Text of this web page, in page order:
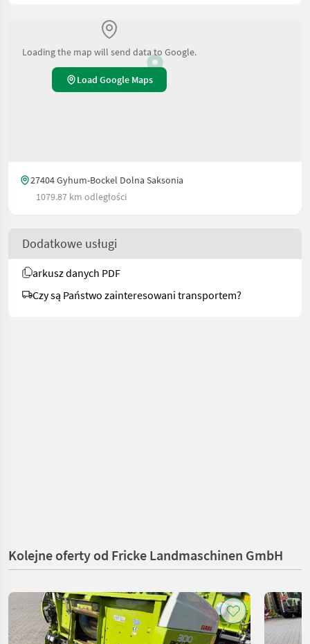
Loading the map will send data to Google.
Load Google Maps
27404 Gyhum-Bockel Dolna Saksonia
1079.87 km odległości
Dodatkowe usługi
arkusz danych PDF
Czy są Państwo zainteresowani transportem?
Kolejne oferty od Fricke Landmaschinen GmbH